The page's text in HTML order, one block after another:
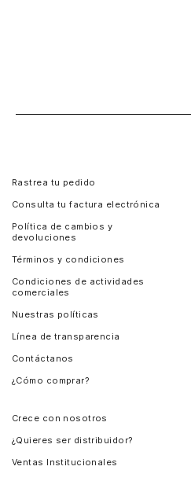
Rastrea tu pedido
Consulta tu factura electrónica
Política de cambios y
devoluciones
Términos y condiciones
Condiciones de actividades
comerciales
Nuestras políticas
Línea de transparencia
Contáctanos
¿Cómo comprar?
Crece con nosotros
¿Quieres ser distribuidor?
Ventas Institucionales